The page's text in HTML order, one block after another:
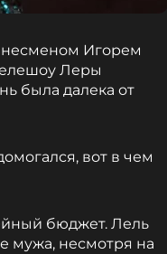
Игорем
Леры
была далека от
вот в чем
бюджет. Лель
мужа, несмотря на